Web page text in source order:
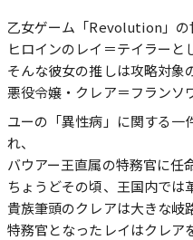
乙女ゲーム「Revolution」の
ヒロインのレイ＝テイラーと
そんな彼女の推しは攻略対象
悪役令嬢・クレア＝フランソ
ユーの「異性病」に関する一
れ、
バウアー王直属の特務官に任
ちょうどその頃、王国内では
貴族筆頭のクレアは大きな岐
特務官となったレイはクレア